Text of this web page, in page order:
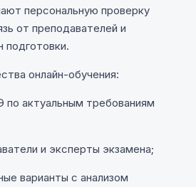
персональную проверку
от преподавателей и
подготовки.
онлайн-обучения:
по актуальным требованиям
и эксперты экзамена;
варианты с анализом